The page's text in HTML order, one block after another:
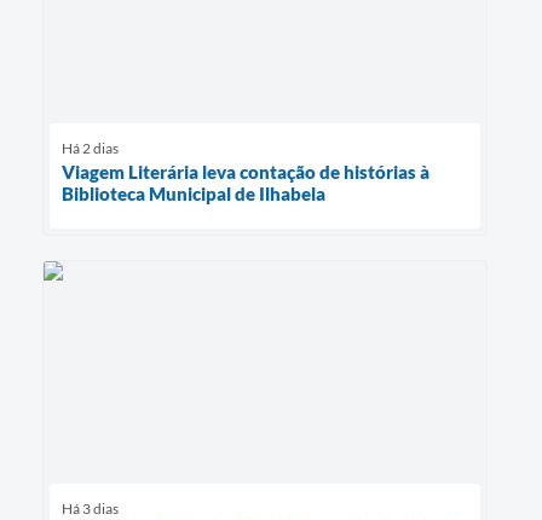
Há 2 dias
Viagem Literária leva contação de histórias à
Biblioteca Municipal de Ilhabela
Há 3 dias